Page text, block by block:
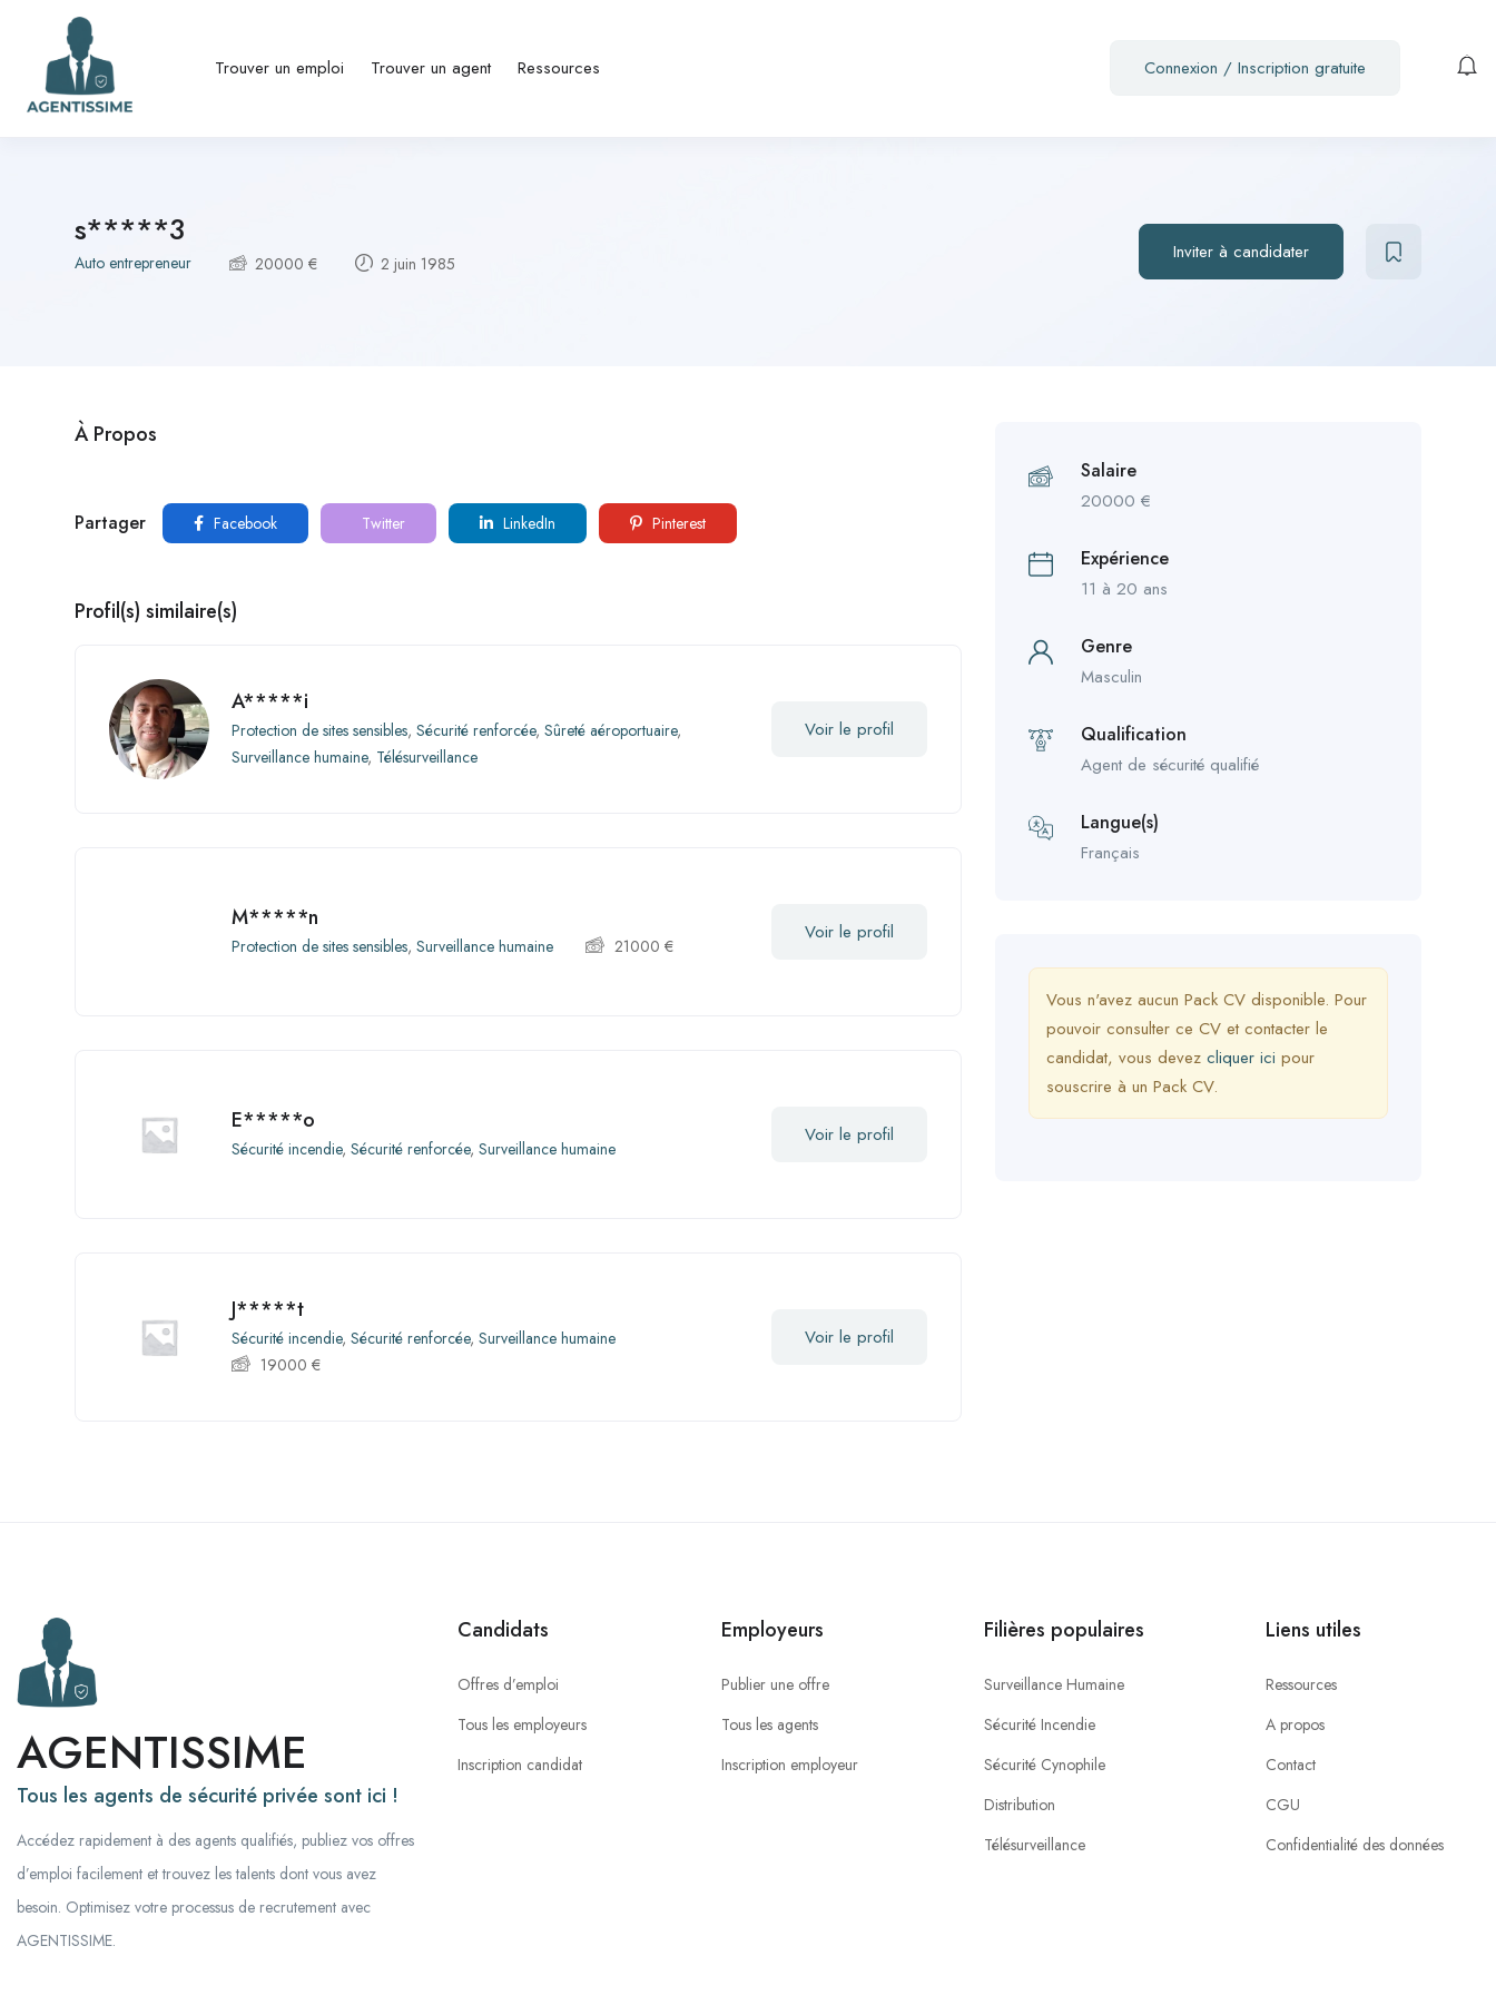
Trouver un emploi Trouver un agent Ressources Connexion / Inscription gratuite
s*****3
Auto entrepreneur 20000 € 2 juin 1985 Inviter à candidater
À Propos
Partager Facebook Twitter LinkedIn Pinterest
Profil(s) similaire(s)
A*****i
Protection de sites sensibles, Sécurité renforcée, Sûreté aéroportuaire,
Surveillance humaine, Télésurveillance
Voir le profil
M*****n
Protection de sites sensibles, Surveillance humaine 21000 €
Voir le profil
E*****o
Sécurité incendie, Sécurité renforcée, Surveillance humaine
Voir le profil
J*****t
Sécurité incendie, Sécurité renforcée, Surveillance humaine
19000 €
Voir le profil
Salaire
20000 €
Expérience
11 à 20 ans
Genre
Masculin
Qualification
Agent de sécurité qualifié
Langue(s)
Français
Vous n'avez aucun Pack CV disponible. Pour
pouvoir consulter ce CV et contacter le
candidat, vous devez cliquer ici pour
souscrire à un Pack CV.
AGENTISSIME
Tous les agents de sécurité privée sont ici !
Accédez rapidement à des agents qualifiés, publiez vos offres
d’emploi facilement et trouvez les talents dont vous avez
besoin. Optimisez votre processus de recrutement avec
AGENTISSIME.
Candidats
Offres d’emploi
Tous les employeurs
Inscription candidat
Employeurs
Publier une offre
Tous les agents
Inscription employeur
Filières populaires
Surveillance Humaine
Sécurité Incendie
Sécurité Cynophile
Distribution
Télésurveillance
Liens utiles
Ressources
A propos
Contact
CGU
Confidentialité des données